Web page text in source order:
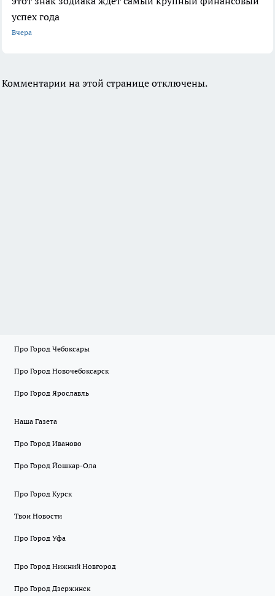
успех года
Вчера
Комментарии на этой странице отключены.
Про Город Чебоксары
Про Город Новочебоксарск
Про Город Ярославль
Наша Газета
Про Город Иваново
Про Город Йошкар-Ола
Про Город Курск
Твои Новости
Про Город Уфа
Про Город Нижний Новгород
Про Город Дзержинск